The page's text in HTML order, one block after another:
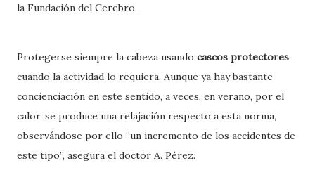
la Fundación del Cerebro.
Protegerse siempre la cabeza usando cascos protectores
cuando la actividad lo requiera. Aunque ya hay bastante
concienciación en este sentido, a veces, en verano, por el
calor, se produce una relajación respecto a esta norma,
observándose por ello “un incremento de los accidentes de
este tipo”, asegura el doctor A. Pérez.